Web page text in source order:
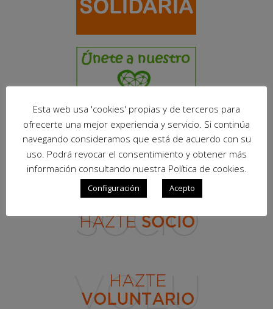
Esta web usa 'cookies' propias y de terceros para
ofrecerte una mejor experiencia y servicio. Si continúa
navegando consideramos que está de acuerdo con su
uso. Podrá revocar el consentimiento y obtener más
información consultando nuestra Política de cookies.
Configuración Acepto